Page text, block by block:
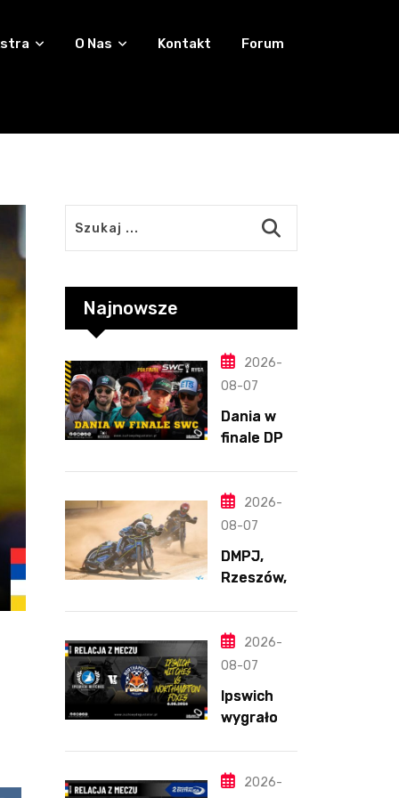
O Nas Kontakt Forum
Najnowsze
2026-
08-07
Dania w
finale DPŚ.
przebieg
półfinału
Bikernieku
2026-
08-07
DMPJ,
Rzeszów,
wa,
5.06.2026
2026-
08-07
Ipswich
wygrało z
pomimo
2026-